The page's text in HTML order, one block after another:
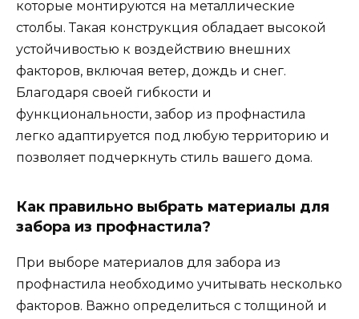
которые монтируются на металлические
столбы. Такая конструкция обладает высокой
устойчивостью к воздействию внешних
факторов, включая ветер, дождь и снег.
Благодаря своей гибкости и
функциональности, забор из профнастила
легко адаптируется под любую территорию и
позволяет подчеркнуть стиль вашего дома.
Как правильно выбрать материалы для
забора из профнастила?
При выборе материалов для забора из
профнастила необходимо учитывать несколько
факторов. Важно определиться с толщиной и